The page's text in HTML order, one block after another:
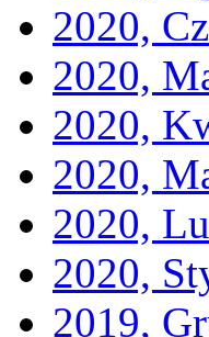
2020,
2020,
2020,
2020,
2020,
2020,
2019,